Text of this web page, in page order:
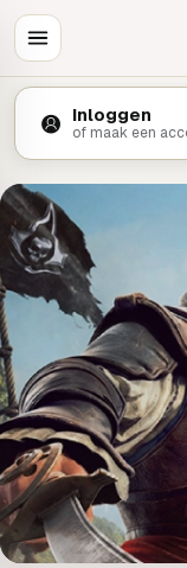
Inloggen
of maak een